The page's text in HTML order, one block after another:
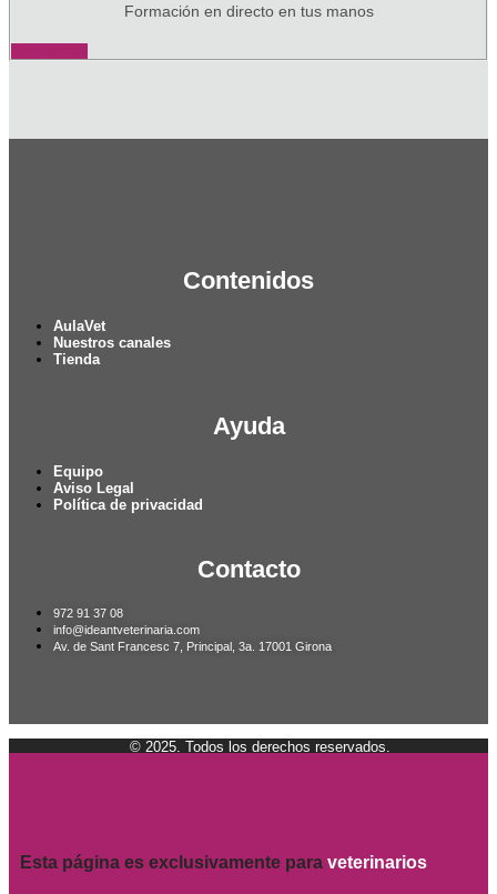
Formación en directo en tus manos
Contenidos
AulaVet
Nuestros canales
Tienda
Ayuda
Equipo
Aviso Legal
Política de privacidad
Contacto
972 91 37 08
info@ideantveterinaria.com
Av. de Sant Francesc 7, Principal, 3a. 17001 Girona
© 2025. Todos los derechos reservados.
Esta página es exclusivamente para veterinarios